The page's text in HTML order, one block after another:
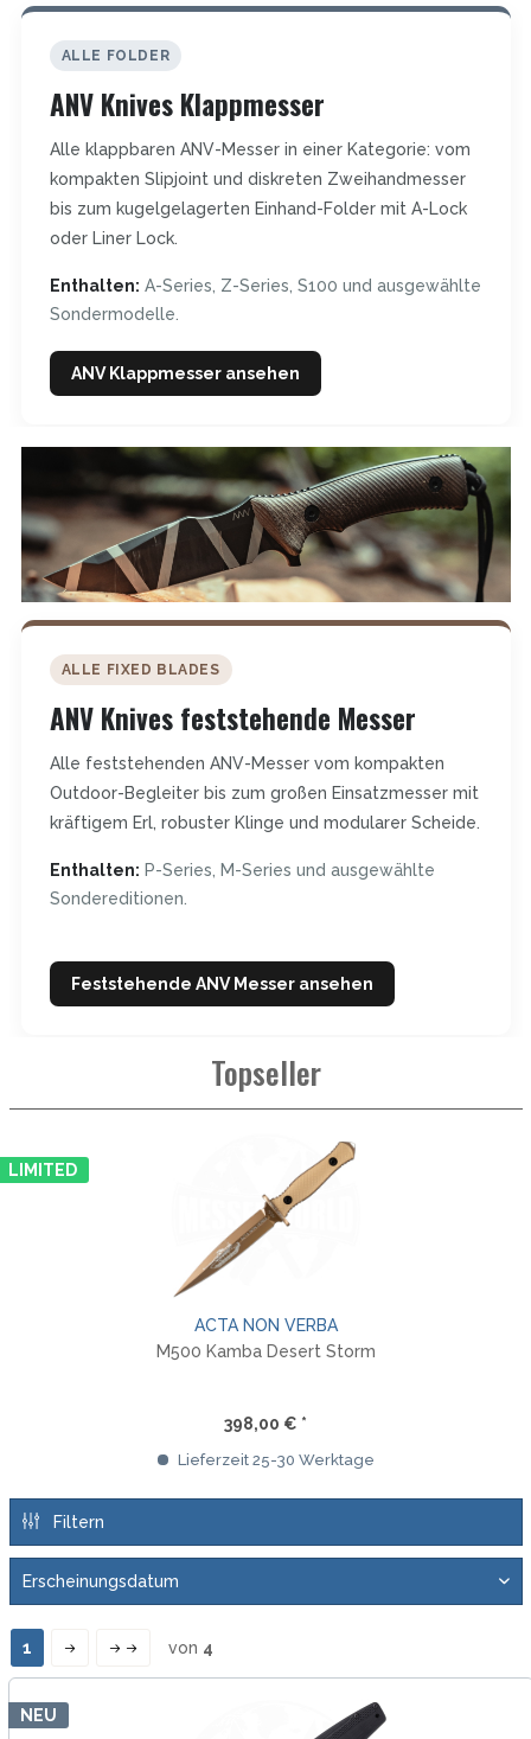
ALLE FOLDER
ANV Knives Klappmesser
Alle klappbaren ANV-Messer in einer Kategorie: vom
kompakten Slipjoint und diskreten Zweihandmesser
bis zum kugelgelagerten Einhand-Folder mit A-Lock
oder Liner Lock.
Enthalten: A-Series, Z-Series, S100 und ausgewählte
Sondermodelle.
ANV Klappmesser ansehen
ALLE FIXED BLADES
ANV Knives feststehende Messer
Alle feststehenden ANV-Messer vom kompakten
Outdoor-Begleiter bis zum großen Einsatzmesser mit
kräftigem Erl, robuster Klinge und modularer Scheide.
Enthalten: P-Series, M-Series und ausgewählte
Sondereditionen.
Feststehende ANV Messer ansehen
Topseller
LIMITED
ACTA NON VERBA
M500 Kamba Desert Storm
398,00 € *
Lieferzeit 25-30 Werktage
Filtern
1 von 4
NEU